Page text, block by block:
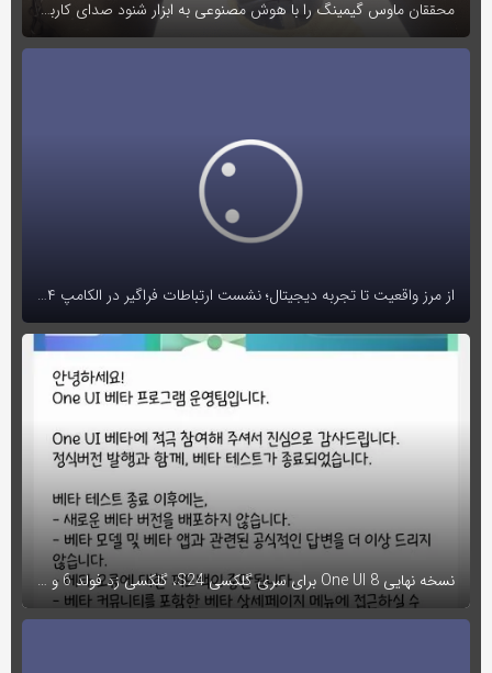
محققان ماوس گیمینگ را با هوش مصنوعی به ابزار شنود صدای کاربران تبدیل کردند
از مرز واقعیت تا تجربه دیجیتال؛ نشست ارتباطات فراگیر در الکامپ ۱۴۰۴ برگزار شد
نسخه نهایی One UI 8 برای سری گلکسی S24، گلکسی زد فولد 6 و فلیپ 6 منتشر شد